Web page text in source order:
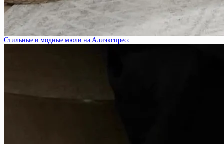
Стильные и модные мюли на Алиэкспресс